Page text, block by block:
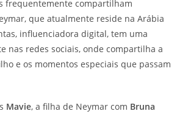
frequentemente compartilham
que atualmente reside na Arábia
influenciadora digital, tem uma
nas redes sociais, onde compartilha a
e os momentos especiais que passam
Mavie, a filha de Neymar com Bruna